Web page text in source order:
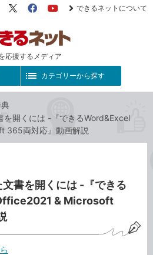
応援するメディア
X（旧
FacebookYouTube
できるネットについて
カテゴリーから探す
を開くには -『できるWord&Excel
365両対応』動画解説
書を開くには -『できる
& Microsoft